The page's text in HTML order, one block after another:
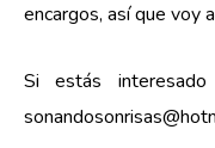
encargos, así que voy
Si estás